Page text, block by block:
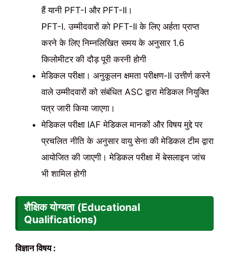
हैं यानी PFT-I और PFT-II।
PFT-I. उम्मीदवारों को PFT-II के लिए अर्हता प्राप्त
करने के लिए निम्नलिखित समय के अनुसार 1.6
किलोमीटर की दौड़ पूरी करनी होगी
मेडिकल परीक्षा। अनुकूलन क्षमता परीक्षण-II उत्तीर्ण करने
वाले उम्मीदवारों को संबंधित ASC द्वारा मेडिकल नियुक्ति
पत्र जारी किया जाएगा।
मेडिकल परीक्षा IAF मेडिकल मानकों और विषय मुद्दे पर
प्रचलित नीति के अनुसार वायु सेना की मेडिकल टीम द्वारा
आयोजित की जाएगी। मेडिकल परीक्षा में बेसलाइन जांच
भी शामिल होगी
शैक्षिक योग्यता (Educational
Qualifications)
विज्ञान विषय :